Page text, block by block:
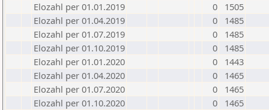
Elozahl per 01.01.2019
0
1505
Elozahl per 01.04.2019
0
1485
Elozahl per 01.07.2019
0
1485
Elozahl per 01.10.2019
0
1485
Elozahl per 01.01.2020
0
1443
Elozahl per 01.04.2020
0
1465
Elozahl per 01.07.2020
0
1465
Elozahl per 01.10.2020
0
1465